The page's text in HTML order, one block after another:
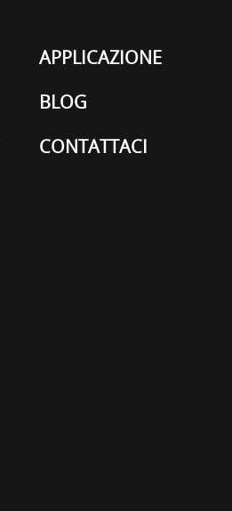
APPLICAZIONE
BLOG
CONTATTACI